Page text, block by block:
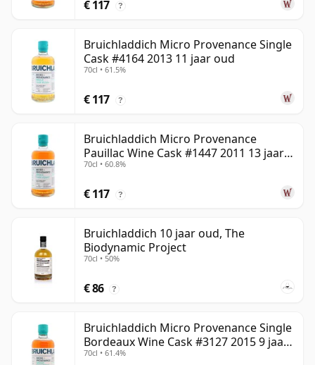
€ 117 ?
Bruichladdich Micro Provenance Single
Cask #4164 2013 11 jaar oud
70cl • 61.5%
€ 117 ?
Bruichladdich Micro Provenance
Pauillac Wine Cask #1447 2011 13 jaar
oud
70cl • 60.8%
€ 117 ?
Bruichladdich 10 jaar oud, The
Biodynamic Project
70cl • 50%
€ 86 ?
Bruichladdich Micro Provenance Single
Bordeaux Wine Cask #3127 2015 9 jaar
oud
70cl • 61.4%